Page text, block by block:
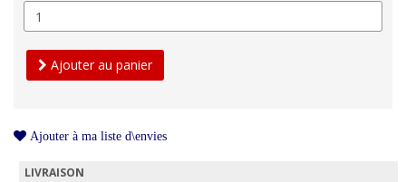
Ajouter au panier
Ajouter à ma liste d\envies
LIVRAISON